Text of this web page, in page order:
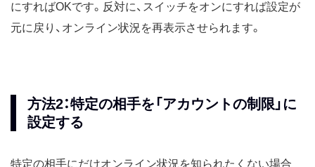
にすればOKです。反対に、スイッチをオンにすれば設定が
元に戻り、オンライン状況を再表示させられます。
方法2：特定の相手を「アカウントの制限」に
設定する
特定の相手にだけオンライン状況を知られたくない場合